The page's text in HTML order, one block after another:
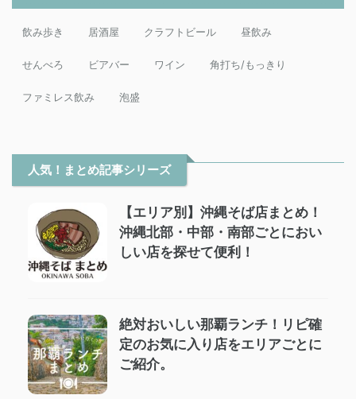
飲み歩き 居酒屋 クラフトビール 昼飲み
せんべろ ビアバー ワイン 角打ち/もっきり
ファミレス飲み 泡盛
人気！まとめ記事シリーズ
【エリア別】沖縄そば店まとめ！
沖縄北部・中部・南部ごとにおい
しい店を探せて便利！
絶対おいしい那覇ランチ！リピ確
定のお気に入り店をエリアごとに
ご紹介。